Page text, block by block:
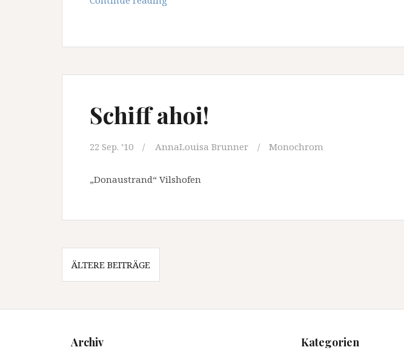
Schiff ahoi!
22 Sep. ’10 AnnaLouisa Brunner Monochrom
„Donaustrand“ Vilshofen
Beitragsnavigation
ÄLTERE BEITRÄGE
Archiv Kategorien